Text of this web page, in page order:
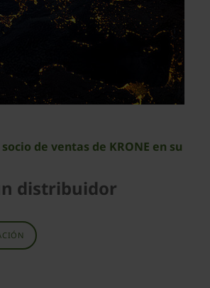
de ventas de KRONE en su
distribuidor